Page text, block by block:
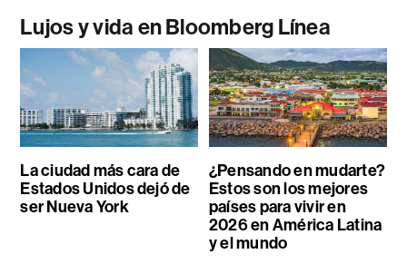
Lujos y vida en Bloomberg Línea
La ciudad más cara de
Estados Unidos dejó de
ser Nueva York
¿Pensando en mudarte?
Estos son los mejores
países para vivir en
2026 en América Latina
y el mundo